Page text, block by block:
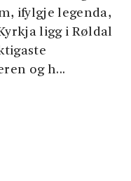
ifylgje legenda,
ligg i Røldal
og h...